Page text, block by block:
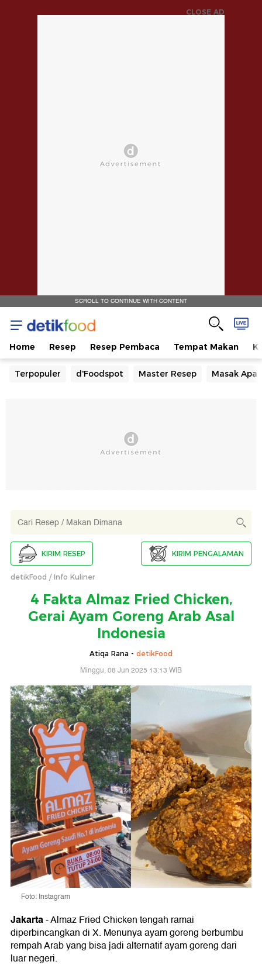
CLOSE AD
SCROLL TO CONTINUE WITH CONTENT
Home Resep Resep Pembaca Tempat Makan
Terpopuler d'Foodspot Master Resep Masak Apa
KIRIM RESEP KIRIM PENGALAMAN
detikFood Info Kuliner
4 Fakta Almaz Fried Chicken,
Gerai Ayam Goreng Arab Asal
Indonesia
Atiqa Rana - detikFood
Minggu, 08 Jun 2025 13:13 WIB
Foto: Instagram
Jakarta-Almaz Fried Chicken tengah ramai
diperbincangkan di X. Menunya ayam goreng berbumbu
rempah Arab yang bisa jadi alternatif ayam goreng dari
luar negeri.